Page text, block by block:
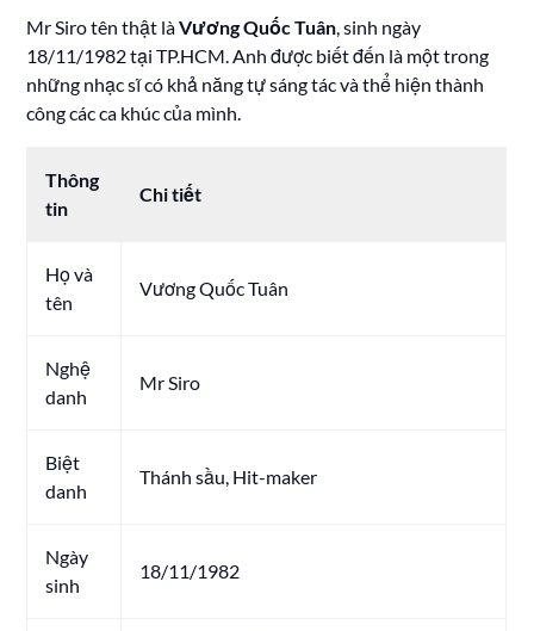
Mr Siro tên thật làVương Quốc Tuân , sinh ngày
18/11/1982 tại TP.HCM. Anh được biết đến là một trong
những nhạc sĩ có khả năng tự sáng tác và thể hiện thành
công các ca khúc của mình.
Thông
tin
Chi tiết
Họ và
tên
Vương Quốc Tuân
Nghệ
danh
Mr Siro
Biệt
danh
Thánh sầu, Hit-maker
Ngày
sinh
18/11/1982